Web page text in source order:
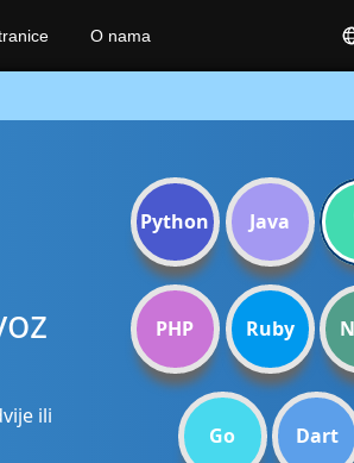
ili
Python Java
PHP Ruby
Go Dart
O nama